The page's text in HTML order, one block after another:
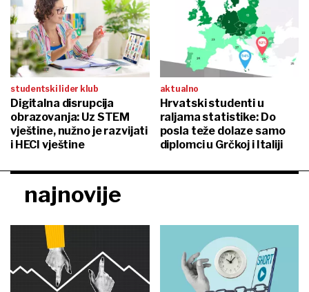
studentski lider klub
Digitalna disrupcija
obrazovanja: Uz STEM
vještine, nužno je razvijati
i HECI vještine
aktualno
Hrvatski studenti u
raljama statistike: Do
posla teže dolaze samo
diplomci u Grčkoj i Italiji
najnovije